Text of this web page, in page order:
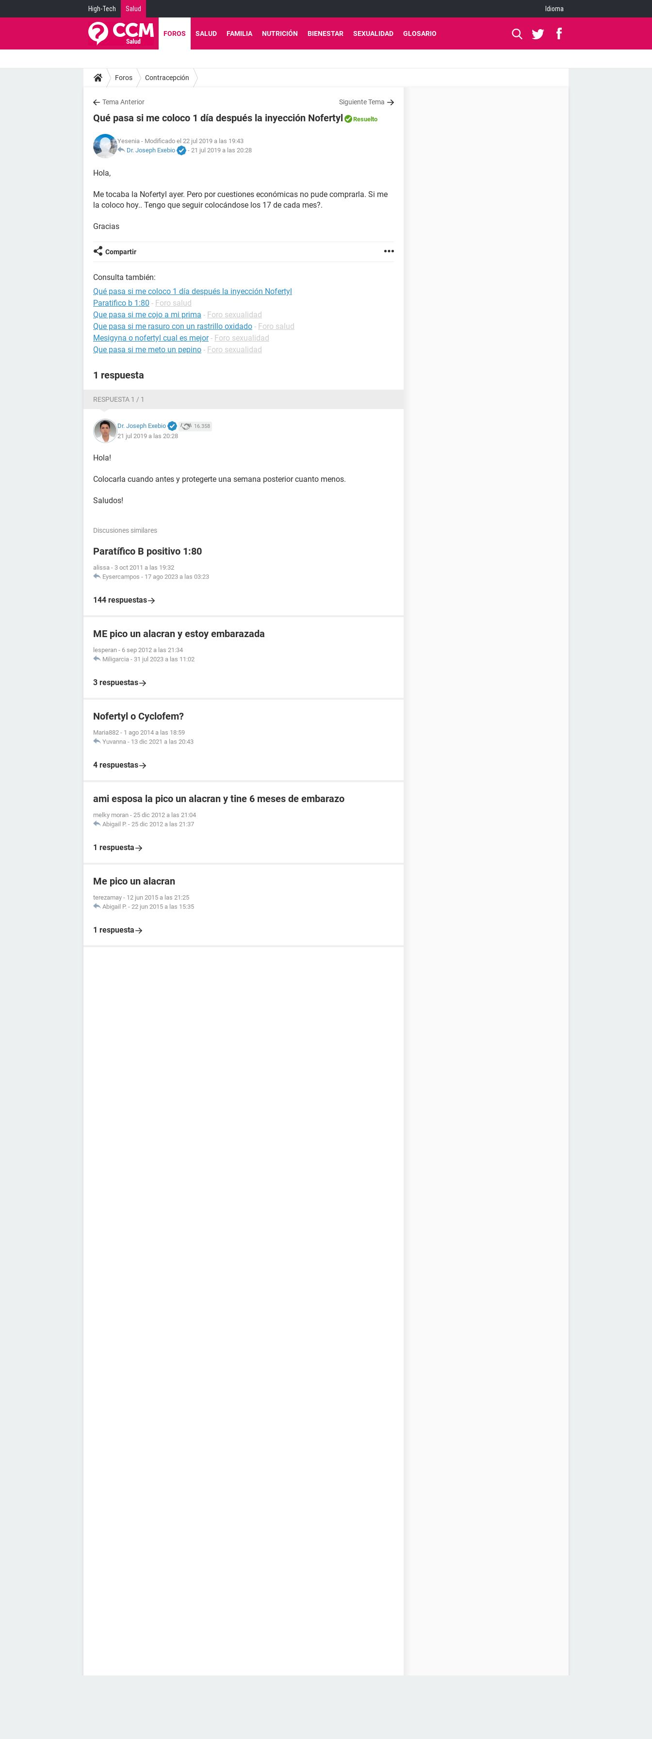
High-Tech Salud Idioma
FOROS SALUD FAMILIA NUTRICIÓN BIENESTAR SEXUALIDAD GLOSARIO
Foros Contracepción
Tema Anterior Siguiente Tema
Qué pasa si me coloco 1 día después la inyección Nofertyl Resuelto
Yesenia - Modificado el 22 jul 2019 a las 19:43
Dr. Joseph Exebio
- 21 jul 2019 a las 20:28
Hola,
Me tocaba la Nofertyl ayer. Pero por cuestiones económicas no pude comprarla. Si me
la coloco hoy.. Tengo que seguir colocándose los 17 de cada mes?.
Gracias
Compartir
Consulta también:
Qué pasa si me coloco 1 día después la inyección Nofertyl
Paratifico b 1:80 - Foro salud
Que pasa si me cojo a mi prima - Foro sexualidad
Que pasa si me rasuro con un rastrillo oxidado - Foro salud
Mesigyna o nofertyl cual es mejor - Foro sexualidad
Que pasa si me meto un pepino - Foro sexualidad
1 respuesta
RESPUESTA 1 / 1
Dr. Joseph Exebio 16.358
21 jul 2019 a las 20:28
Hola!
Colocarla cuando antes y protegerte una semana posterior cuanto menos.
Saludos!
Discusiones similares
Paratífico B positivo 1:80
alissa - 3 oct 2011 a las 19:32
Eysercampos - 17 ago 2023 a las 03:23
144 respuestas
ME pico un alacran y estoy embarazada
lesperan - 6 sep 2012 a las 21:34
Miligarcia - 31 jul 2023 a las 11:02
3 respuestas
Nofertyl o Cyclofem?
Maria882 - 1 ago 2014 a las 18:59
Yuvanna - 13 dic 2021 a las 20:43
4 respuestas
ami esposa la pico un alacran y tine 6 meses de embarazo
melky moran - 25 dic 2012 a las 21:04
Abigail P. - 25 dic 2012 a las 21:37
1 respuesta
Me pico un alacran
terezamay - 12 jun 2015 a las 21:25
Abigail P. - 22 jun 2015 a las 15:35
1 respuesta